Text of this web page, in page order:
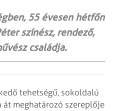
55 évesen hétfőn
színész, rendező,
családja.
tehetségű, sokoldalú
meghatározó szereplője